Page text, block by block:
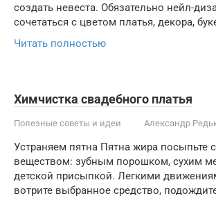
создать невеста. Обязательно нейл-
сочетаться с цветом платья, декора,
Читать полностью
Химчистка свадебного платья
Полезные советы и идеи Александр
Устраняем пятна Пятна жира посыпьте
веществом: зубным порошком, сухим
детской присыпкой. Легкими
вотрите выбранное средство,